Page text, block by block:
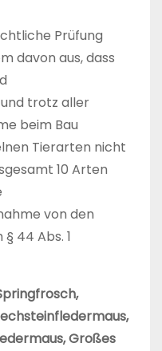
Prüfung
davon aus, dass
trotz aller
beim Bau
Tierarten nicht
10 Arten
von den
44 Abs. 1
Großes